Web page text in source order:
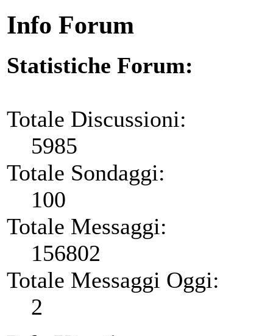
Info Forum
Statistiche Forum:
Totale Discussioni:
5985
Totale Sondaggi:
100
Totale Messaggi:
156802
Totale Messaggi Oggi:
2